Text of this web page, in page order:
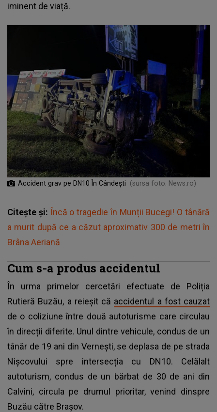
iminent de viață.
Accident grav pe DN10 În Cândești (sursa foto: News.ro)
Citește și: Încă o tragedie în Munții Bucegi! O tânără
a murit după ce a căzut aproximativ 300 de metri în
Brâna Aeriană
Cum s-a produs accidentul
În urma primelor cercetări efectuate de Poliția
Rutieră Buzău, a reieșit că accidentul a fost cauzat
de o coliziune între două autoturisme care circulau
în direcții diferite. Unul dintre vehicule, condus de un
tânăr de 19 ani din Vernești, se deplasa de pe strada
Nișcovului spre intersecția cu DN10. Celălalt
autoturism, condus de un bărbat de 30 de ani din
Calvini, circula pe drumul prioritar, venind dinspre
Buzău către Brașov.